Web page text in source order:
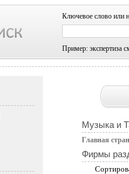
Ключевое слово или
Пример: экспертиза
Музыка и
Главная
Фирмы